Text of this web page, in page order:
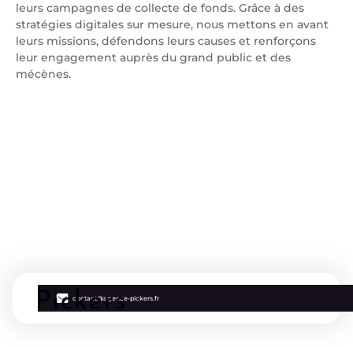
contact@agence-pickers.fr
leurs campagnes de collecte de fonds. Grâce à des
stratégies digitales sur mesure, nous mettons en avant
leurs missions, défendons leurs causes et renforçons
leur engagement auprès du grand public et des
mécènes.